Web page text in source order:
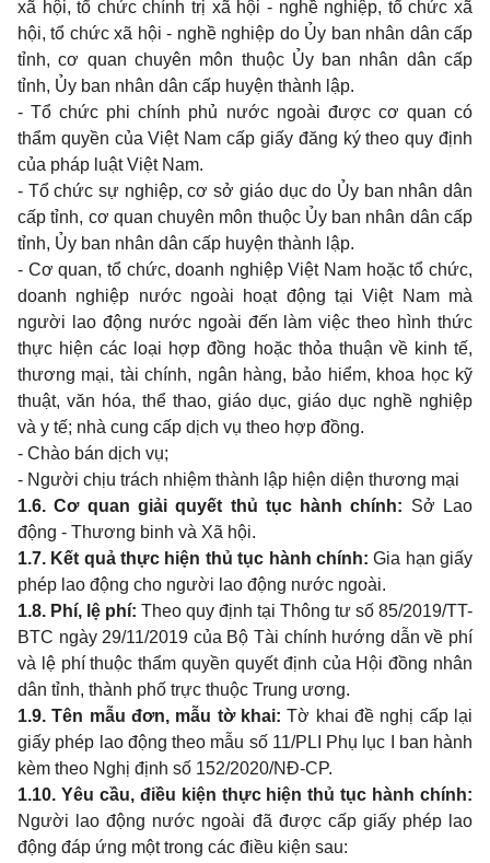
xã hội, tổ chức chính trị xã hội - nghề nghiệp, tổ chức xã
hội, tổ chức xã hội- nghề nghiệp do Ủy ban nhân dân cấp
tỉnh, cơ quan chuyên môn thuộc Ủy ban nhân dân cấp
tỉnh, Ủy ban nhân dân cấp huyện thành lập.
-Tổ chức phichính phủ nước ngoài được cơ quancó
thẩm quyền của Việt Namcấp giấy đăng kýtheo quyđịnh
của pháp luật Việt Nam.
- Tổ chức sự nghiệp, cơ sở giáo dụcdo Ủy ban nhân dân
cấp tỉnh, cơ quanchuyên môn thuộc Ủy ban nhân dân cấp
tỉnh, Ủy ban nhân dân cấp huyện thành lập.
- Cơquan, tổ chức,doanh nghiệp Việt Nam hoặc tổ chức,
doanh nghiệp nước ngoài hoạt động tại Việt Nam mà
người
lao động nước ngoài đến làm việctheo hình thức
thực hiện các loại hợp đồng hoặc thỏa thuận về kinhtế,
thương mại, tài chính, ngân hàng, bảo hiểm, khoa học kỹ
thuật, văn hóa, thể thao, giáo dục, giáo dục nghề nghiệp
và y tế; nhà cung cấp dịch vụ theo hợp đồng.
- Chào bán dịch vụ;
- Người chịu trách nhiệm thành lập hiện diện thương mại
1.6.Cơ quan giải quyết thủ tục hành chính: Sở
Lao
động - Thương binh và Xã hội.
1.7. Kết quả thực hiện thủ tục hành chính:Gia hạn giấy
phép lao động cho người lao động nước ngoài.
1.8. Phí, lệ phí: Theo quy định tại Thông tư số 85/2019/TT-
BTC ngày 29/11/2019 của Bộ Tài chính hướng dẫn về phí
và lệ phí thuộc thẩm quyền quyết định của Hội đồng nhân
dân tỉnh, thành phố trực thuộc Trung ương.
1.9.Tên mẫu đơn, mẫu tờ khai:Tờ khaiđề nghị cấp lại
giấy phép lao động theo mẫu số 11/PLI Phụ lục I ban hành
kèm theo Nghị định số 152/2020/NĐ-CP.
1.10. Yêu cầu, điều kiện thực hiện thủ tục hành chính:
Người
laođộng nước ngoài đã được cấp giấy phép lao
động đáp ứng mộttrong các điều kiện sau: